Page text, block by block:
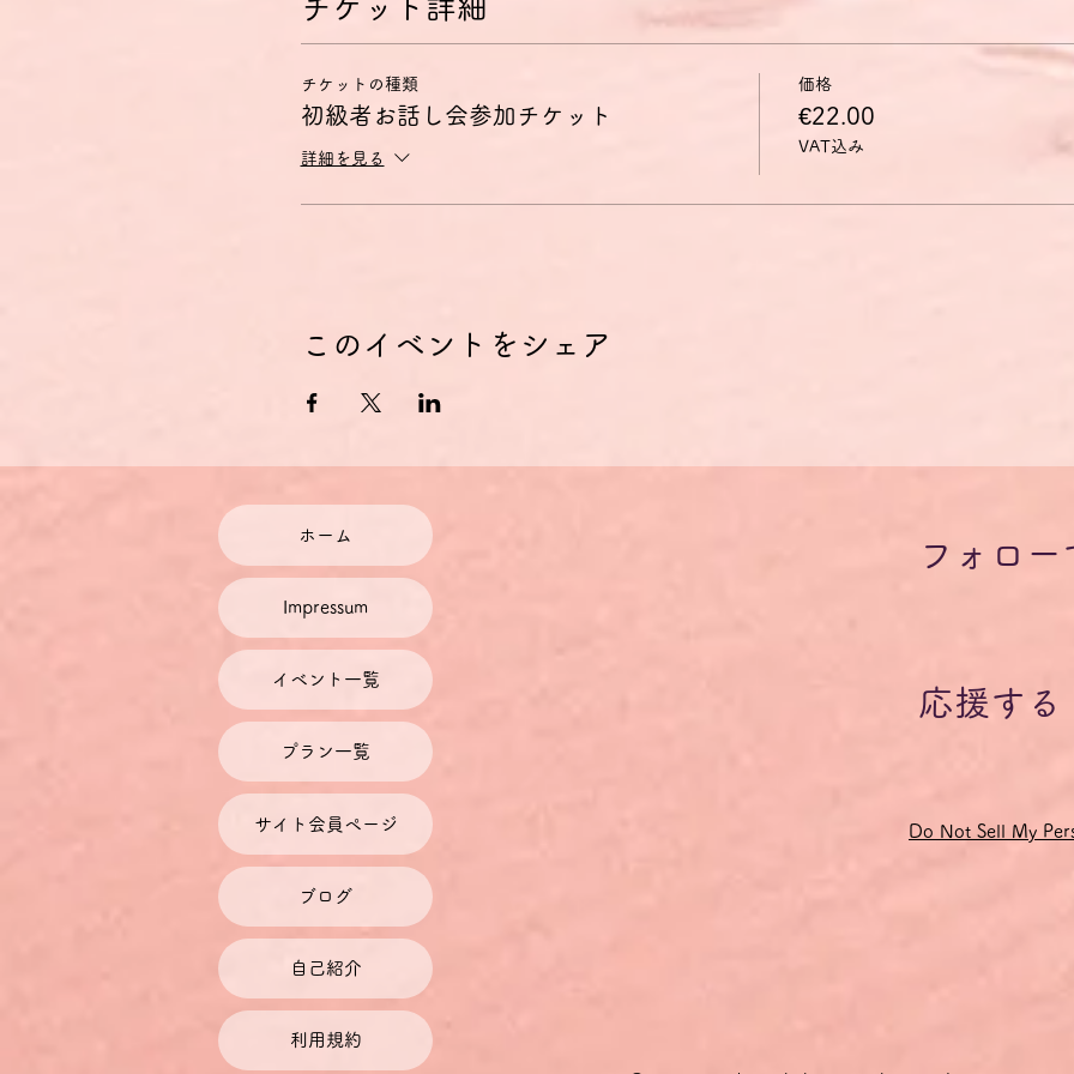
チケット詳細
チケットの種類
初級者お話し会参加チケット
詳細を見る
価格
€22.00
VAT込み
このイベントをシェア
ホーム
Impressum
イベント一覧
プラン一覧
サイト会員ページ
ブログ
自己紹介
利用規約
フォロー
応援する
Do Not Sell My